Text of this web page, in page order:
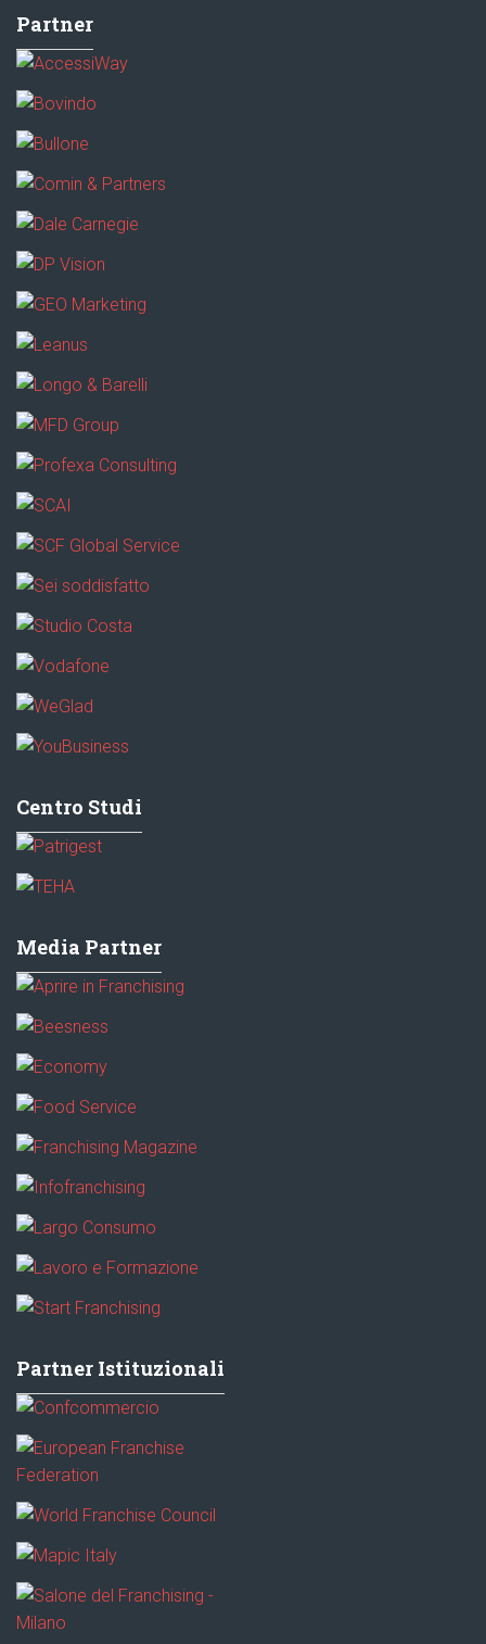
Partner
Centro Studi
Media Partner
Partner Istituzionali